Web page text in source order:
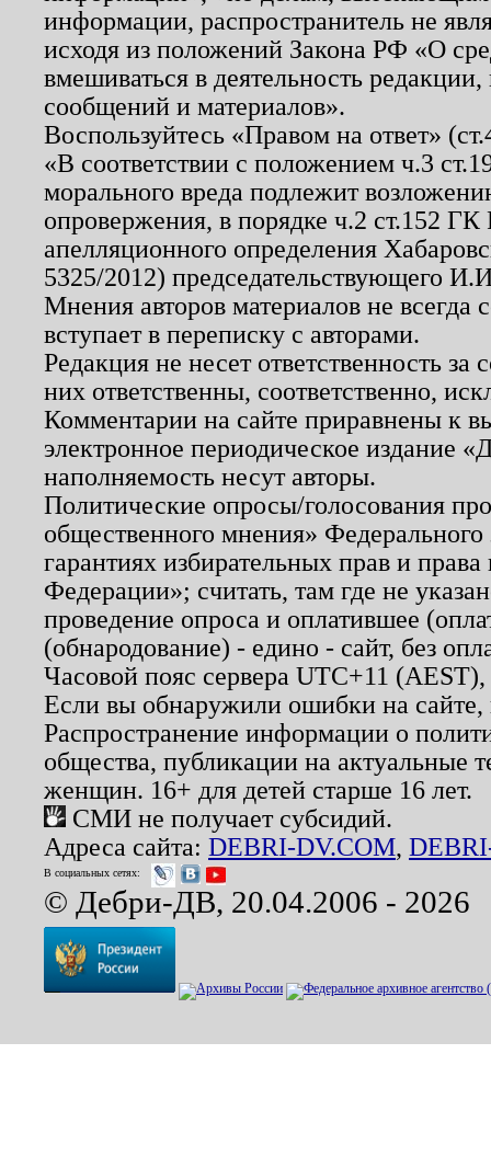
информации, распространитель не
исходя из положений Закона РФ «О
вмешиваться в деятельность
сообщений и материалов».
Воспользуйтесь «Правом на ответ»
«В соответствии с положением ч.3
морального вреда подлежит
опровержения, в порядке ч.2 ст.152
апелляционного определения
5325/2012) председательствующего
Мнения авторов материалов не
вступает в переписку с авторами.
Редакция не несет ответственность
них ответственны, соответственно,
Комментарии на сайте приравнены к
электронное периодическое издание
наполняемость несут авторы.
Политические опросы/голосования
общественного мнения»
гарантиях избирательных прав и
Федерации»; считать, там где не
проведение опроса и оплатившее
(обнародование) - едино - сайт, без
Часовой пояс сервера UTC+11
Если вы обнаружили ошибки на
Распространение информации о
общества, публикации на актуальные
женщин. 16+ для детей старше 16 лет.
СМИ не получает субсидий.
Адреса сайта: DEBRI-DV.COM,
В социальных сетях:
© Дебри-ДВ, 20.04.2006 - 2026